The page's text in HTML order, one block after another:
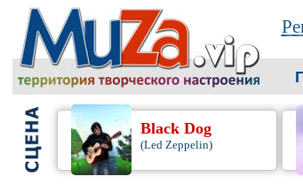
Black Dog
(Led Zeppelin)